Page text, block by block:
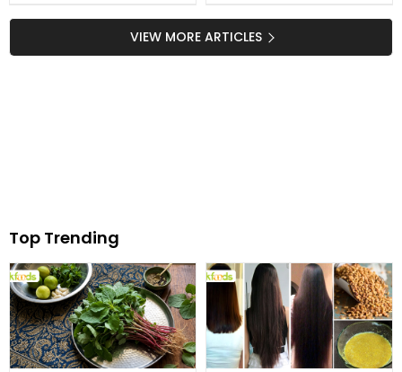
صحیح طریقہ جن سے ملے
کئی بیماریوں میں آرام
VIEW MORE ARTICLES
Top Trending